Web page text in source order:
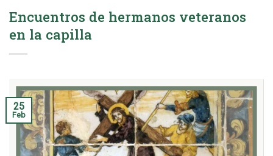
Encuentros de hermanos veteranos
en la capilla
25
Feb